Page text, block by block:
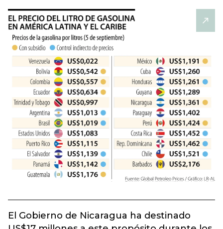
El Gobierno de Nicaragua ha destinado